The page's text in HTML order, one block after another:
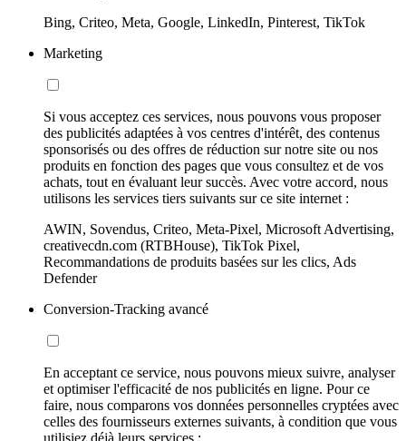
Bing, Criteo, Meta, Google, LinkedIn, Pinterest, TikTok
Marketing
Si vous acceptez ces services, nous pouvons vous proposer
des publicités adaptées à vos centres d'intérêt, des contenus
sponsorisés ou des offres de réduction sur notre site ou nos
produits en fonction des pages que vous consultez et de vos
achats, tout en évaluant leur succès. Avec votre accord, nous
utilisons les services tiers suivants sur ce site internet :
AWIN, Sovendus, Criteo, Meta-Pixel, Microsoft Advertising,
creativecdn.com (RTBHouse), TikTok Pixel,
Recommandations de produits basées sur les clics, Ads
Defender
Conversion-Tracking avancé
En acceptant ce service, nous pouvons mieux suivre, analyser
et optimiser l'efficacité de nos publicités en ligne. Pour ce
faire, nous comparons vos données personnelles cryptées avec
celles des fournisseurs externes suivants, à condition que vous
utilisiez déjà leurs services :